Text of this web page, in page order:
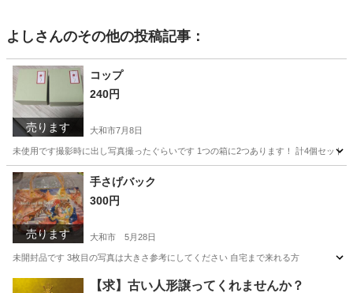
よし さんのその他の投稿記事：
売ります
コップ
240円
大和市7月8日
未使用です撮影時に出し写真撮ったぐらいです 1つの箱に2つあります！ 計4個セット
神奈川 大和市 食器 セット
売ります
手さげバック
300円
大和市 5月28日
未開封品です 3枚目の写真は大きさ参考にしてください 自宅まで来れる方
インテリア雑貨/小物
【求】古い人形譲ってくれませんか？